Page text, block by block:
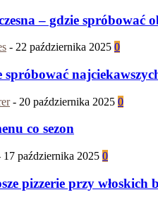
– gdzie spróbować
- 22 października 2025 0
spróbować
- 20 października 2025 0
co sezon
17 października 2025 0
pizzerie przy włoskich